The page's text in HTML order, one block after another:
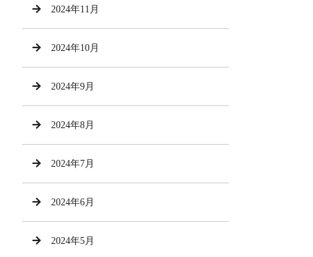
2024年11月
2024年10月
2024年9月
2024年8月
2024年7月
2024年6月
2024年5月